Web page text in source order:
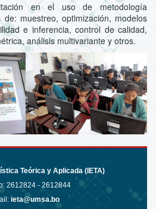
en el uso de metodología
muestreo, optimización, modelos
e inferencia, control de calidad,
análisis multivariante y otros.
Teórica y Aplicada (IETA)
2612824 - 2612844
ieta@umsa.bo